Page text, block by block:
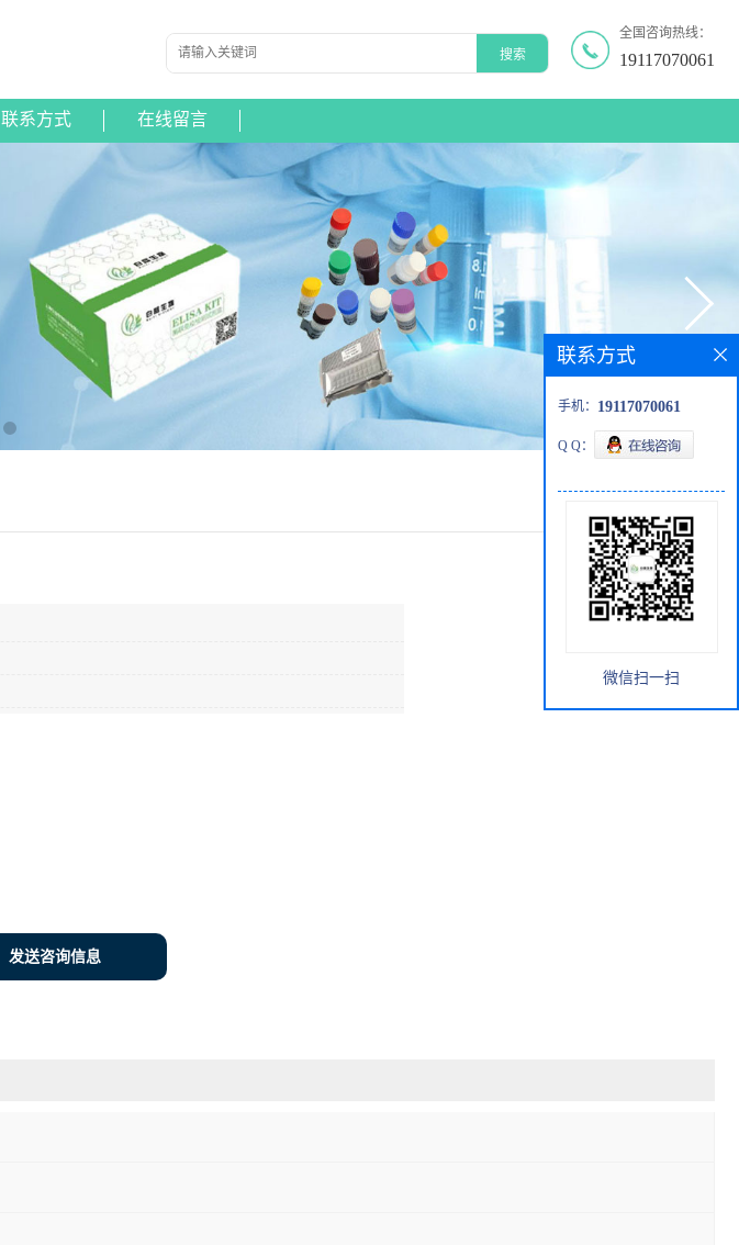
全国咨询热线：
19117070061
联系方式 在线留言
发送咨询信息
联系方式
手机： 19117070061
Q Q：
微信扫一扫